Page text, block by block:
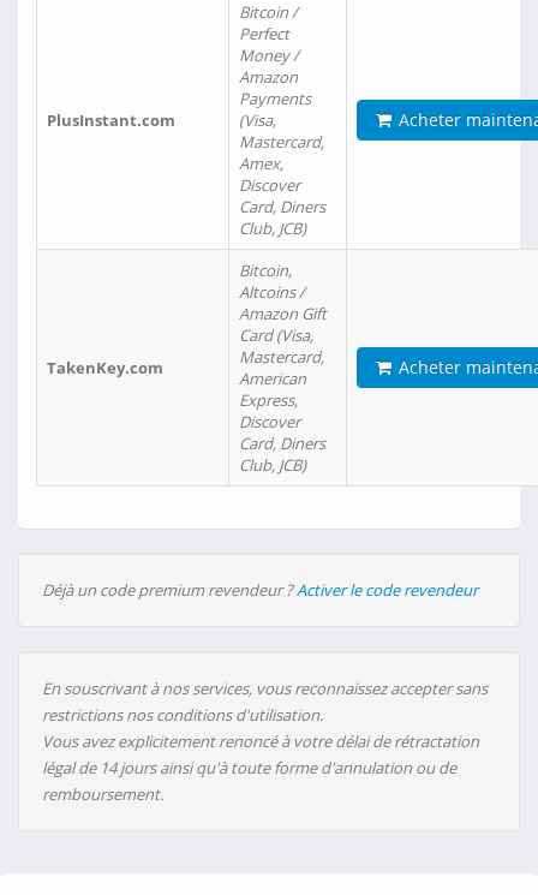
PlusInstant.com
Bitcoin /
Perfect
Money /
Amazon
Payments
(Visa,
Mastercard,
Amex,
Discover
Card, Diners
Club, JCB)
Acheter
TakenKey.com
Bitcoin,
Altcoins /
Amazon Gift
Card (Visa,
Mastercard,
American
Express,
Discover
Card, Diners
Club, JCB)
Acheter
Déjà un code premium revendeur ?Activer le code revendeur
En souscrivant à nos services, vous reconnaissez accepter sans
restrictions nos conditions d'utilisation.
Vous avez explicitement renoncé à votre délai de rétractation
légal de 14 jours ainsi qu'à toute forme d'annulation ou de
remboursement.